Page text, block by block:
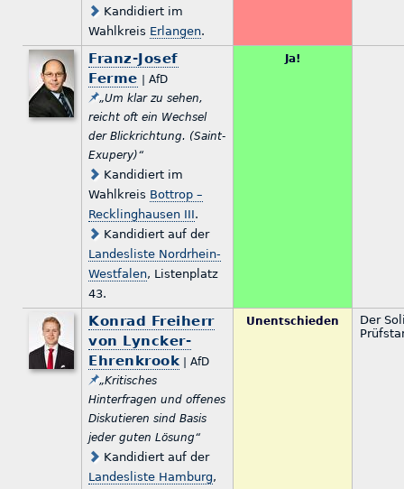
Kandidiert im
Wahlkreis Erlangen.
Franz-Josef
Ferme | AfD
„Um klar zu sehen,
reicht oft ein Wechsel
der Blickrichtung. (Saint-
Exupery)“
Kandidiert im
Wahlkreis Bottrop –
Recklinghausen III.
Kandidiert auf der
Landesliste Nordrhein-
Westfalen, Listenplatz
43.
Ja!
Konrad Freiherr
von Lyncker-
Ehrenkrook | AfD
„Kritisches
Hinterfragen und offenes
Diskutieren sind Basis
jeder guten Lösung“
Kandidiert auf der
Landesliste Hamburg,
Unentschieden
Der